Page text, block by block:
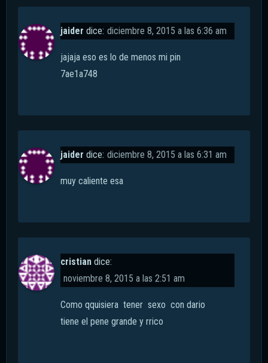
jaider dice: diciembre 8, 2015 a las 6:36 am
jajaja eso es lo de menos mi pin
7ae1a748
jaider dice: diciembre 8, 2015 a las 6:31 am
muy caliente esa
cristian dice:
noviembre 8, 2015 a las 2:51 am
Como qquisiera tener sexo con dario
tiene el pene grande y rrico